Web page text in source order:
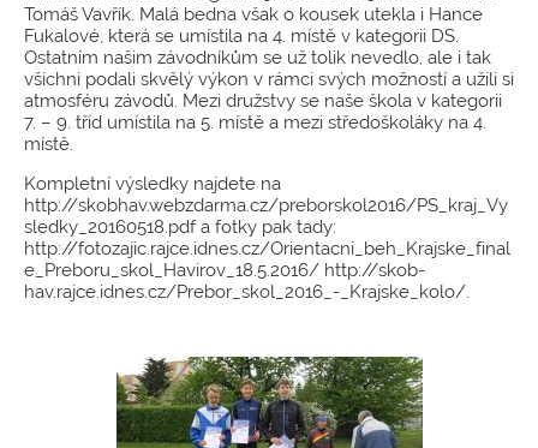
Tomáš Vavřík. Malá bedna však o kousek utekla i Hance
Fukalové, která se umístila na 4. místě v kategorii DS.
Ostatním našim závodníkům se už tolik nevedlo, ale i tak
všichni podali skvělý výkon v rámci svých možností a užili si
atmosféru závodů. Mezi družstvy se naše škola v kategorii
7. – 9. tříd umístila na 5. místě a mezi středoškoláky na 4.
místě.
Kompletní výsledky najdete na
http://skobhav.webzdarma.cz/preborskol2016/PS_kraj_Vy
sledky_20160518.pdf a fotky pak tady:
http://fotozajic.rajce.idnes.cz/Orientacni_beh_Krajske_final
e_Preboru_skol_Havirov_18.5.2016/ http://skob-
hav.rajce.idnes.cz/Prebor_skol_2016_-_Krajske_kolo/.